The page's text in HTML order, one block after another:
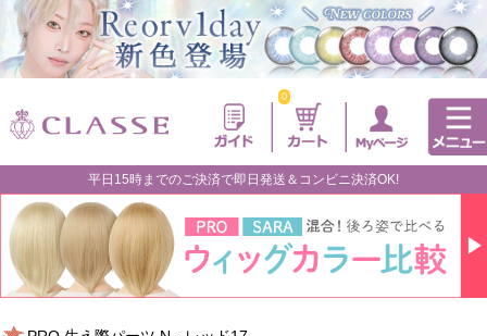
0
平日15時までのご決済で即日発送＆コンビニ決済OK!